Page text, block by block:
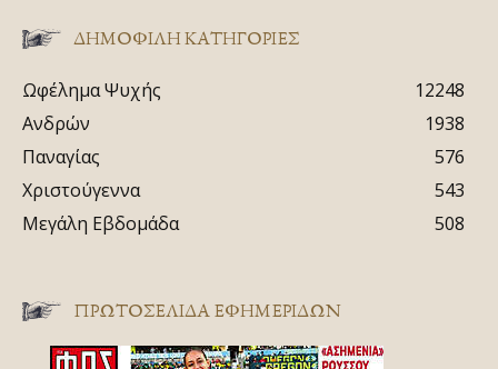
ΔΗΜΟΦΙΛΗ ΚΑΤΗΓΟΡΙΕΣ
Ωφέλημα Ψυχής
12248
Ανδρών
1938
Παναγίας
576
Χριστούγεννα
543
Μεγάλη Εβδομάδα
508
ΠΡΩΤΟΣΈΛΙΔΑ ΕΦΗΜΕΡΊΔΩΝ